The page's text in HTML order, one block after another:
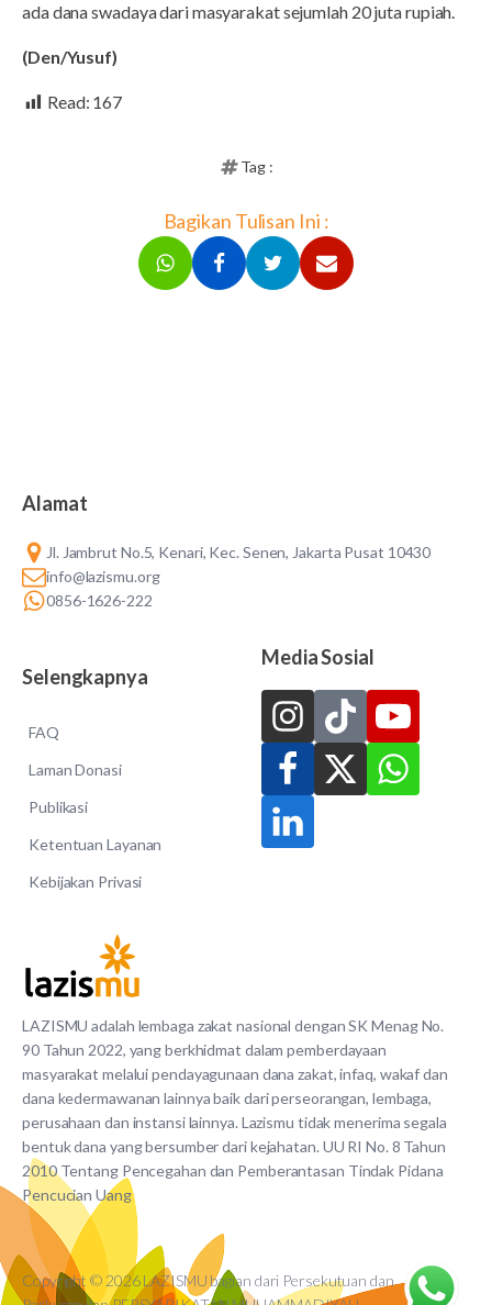
ada dana swadaya dari masyarakat sejumlah 20 juta rupiah.
(Den/Yusuf)
Read: 167
Tag :
Bagikan Tulisan Ini :
LAZISMU adalah lembaga zakat nasional dengan SK Menag No.
90 Tahun 2022, yang berkhidmat dalam pemberdayaan
masyarakat melalui pendayagunaan dana zakat, infaq, wakaf dan
dana kedermawanan lainnya baik dari perseorangan, lembaga,
perusahaan dan instansi lainnya. Lazismu tidak menerima segala
bentuk dana yang bersumber dari kejahatan. UU RI No. 8 Tahun
2010 Tentang Pencegahan dan Pemberantasan Tindak Pidana
Pencucian Uang
Alamat
Jl. Jambrut No.5, Kenari, Kec. Senen, Jakarta Pusat 10430
info@lazismu.org
0856-1626-222
Selengkapnya
FAQ
Laman Donasi
Publikasi
Ketentuan Layanan
Kebijakan Privasi
Media Sosial
Copyright © 2026 LAZISMU bagian dari Persekutuan dan